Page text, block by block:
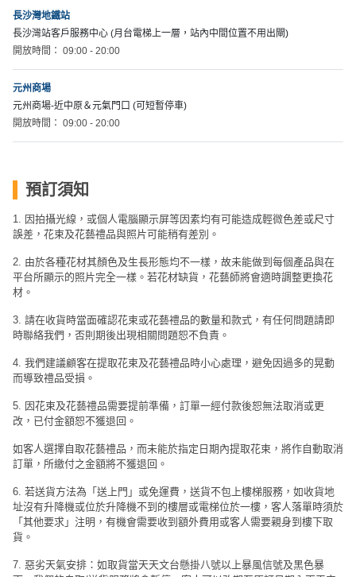
長沙灣地鐵站
長沙灣站客戶服務中心 (月台電梯上一層，站內中間位置不用出閘)
開放時間： 09:00 - 20:00
元州商場
元州商場-近中原＆元氣門口 (可短暫停車)
開放時間： 09:00 - 20:00
預訂須知
1. 因拍攝光線，或個人電腦顯示屏等因素均有可能造成輕微色差或尺寸
誤差，花束及花藝禮品與照片可能稍有差別。
2. 由於各種花材其顏色及生長形態均不一樣，故未能做到每個產品與在
平台所顯示的照片完全一樣。若花材缺貨，花藝師將會適時調整更換花
材。
3. 請在收貨時當面確認花束或花藝禮品的數量和款式，有任何問題請即
時聯絡我們，否則期後出現相關問題恕不負責。
4. 我們建議顧客在提取花束及花藝禮品時小心處理，避免因過多的晃動
而導致禮品受損。
5. 因花束及花藝禮品需要提前準備，訂單一經付款後恕無法取消或更
改，已付金額恕不獲退回。
如客人選擇自取花藝禮品，而未能於指定日期內提取花束，將作自動取消
訂單，所繳付之金額將不獲退回。
6. 若送貨方法為「送上門」或免運費，送貨不包上樓梯服務，如收貨地
址沒有升降機或位於升降機不到的樓層或電梯位於一樓，客人落單時須於
「其他要求」注明，有機會需要收到額外費用或客人需要親身到樓下取
貨。
7. 惡劣天氣安排：如取貨當天天文台懸掛八號以上暴風信號及黑色暴